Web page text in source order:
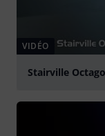
VIDÉO
Stairville